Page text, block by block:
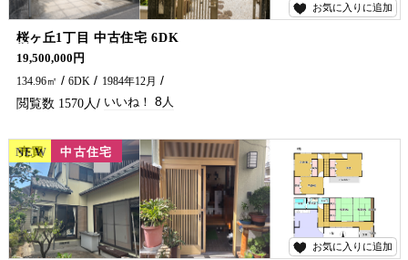
お気に入りに追加
桜ヶ丘1丁目 中古住宅 6DK
高台・ノーハザードエリア！ 人気の場所に中古住宅がでました!(^^)! いつでもご内見可能でございます(^^♪ お問い合わせは五ケ瀬不動産まで！
19,500,000円
134.96㎡
6DK 1984年12月
1570 8
売買
NEW 中古住宅
お気に入りに追加